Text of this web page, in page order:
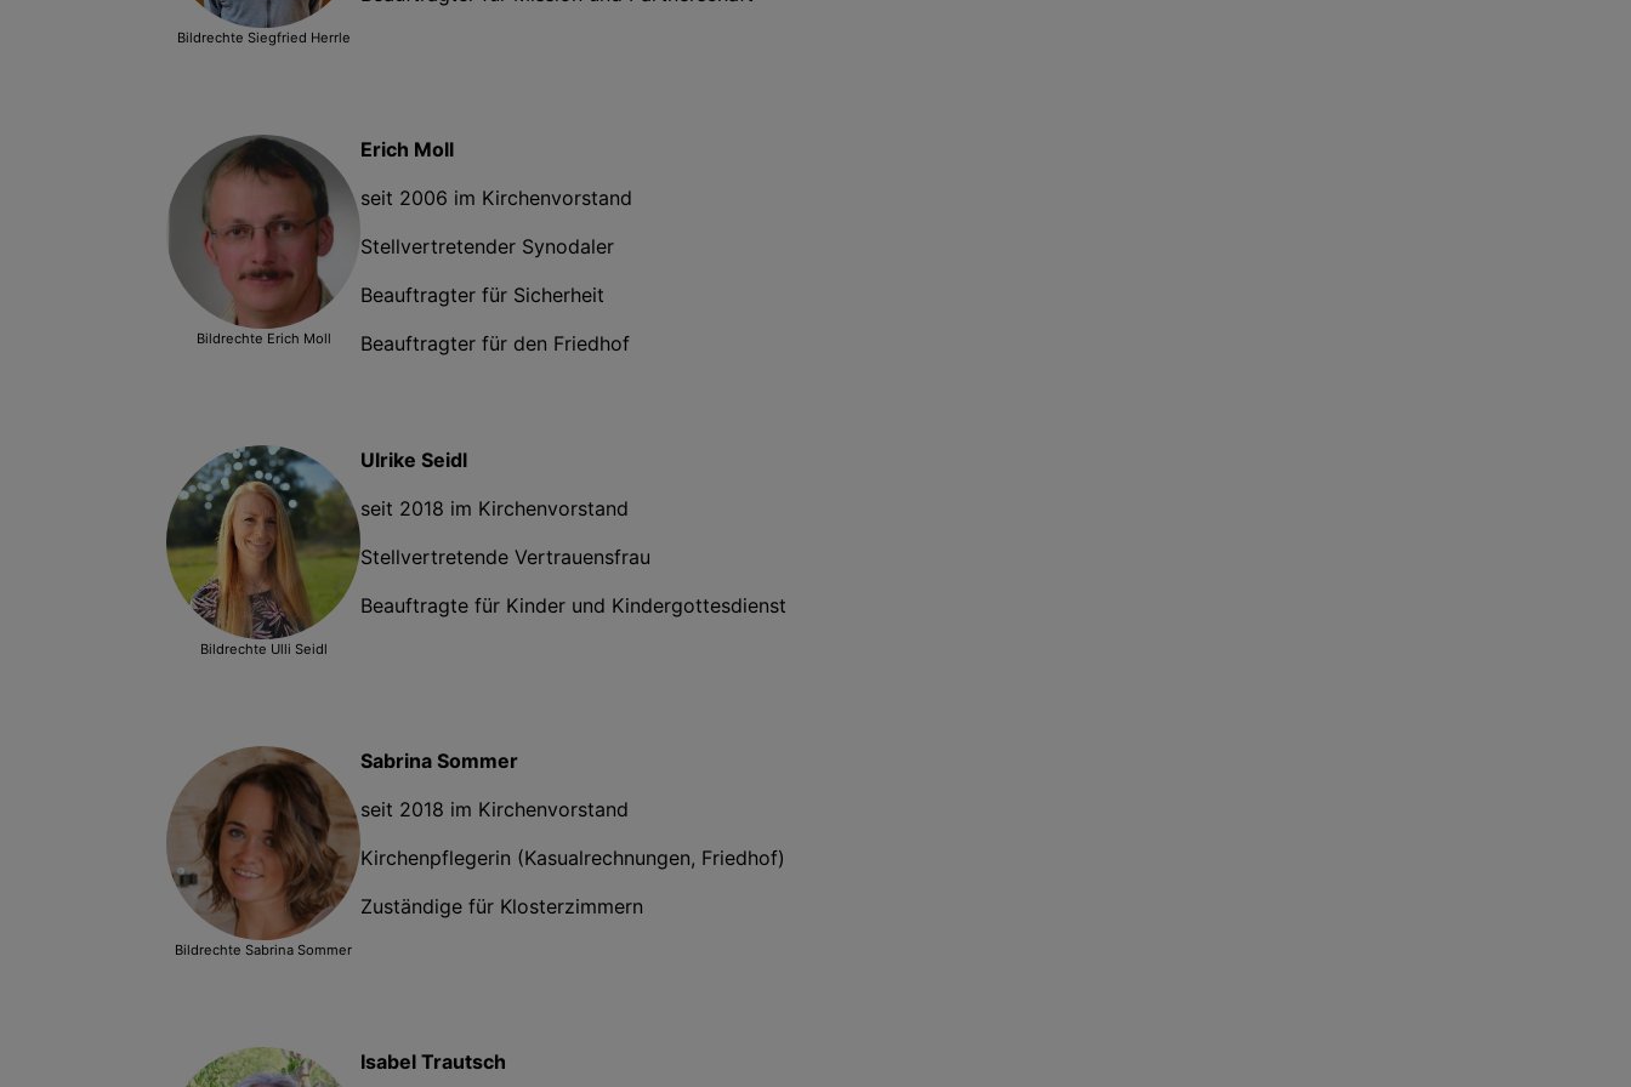
Bildrechte Siegfried Herrle
Bildrechte Erich Moll
Erich Moll
seit 2006 im Kirchenvorstand
Stellvertretender Synodaler
Beauftragter für Sicherheit
Beauftragter für den Friedhof
Bildrechte Ulli Seidl
Ulrike Seidl
seit 2018 im Kirchenvorstand
Stellvertretende Vertrauensfrau
Beauftragte für Kinder und Kindergottesdienst
Bildrechte Sabrina Sommer
Sabrina Sommer
seit 2018 im Kirchenvorstand
Kirchenpflegerin (Kasualrechnungen, Friedhof)
Zuständige für Klosterzimmern
Isabel Trautsch